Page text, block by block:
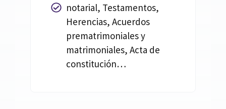
notarial, Testamentos,
Herencias, Acuerdos
prematrimoniales y
matrimoniales, Acta de
constitución…